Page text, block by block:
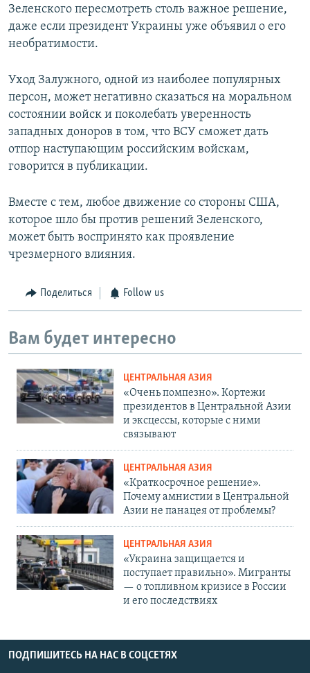
Зеленского пересмотреть столь важное решение,
даже если президент Украины уже объявил о его
необратимости.
Уход Залужного, одной из наиболее популярных
персон, может негативно сказаться на моральном
состоянии войск и поколебать уверенность
западных доноров в том, что ВСУ сможет дать
отпор наступающим российским войскам,
говорится в публикации.
Вместе с тем, любое движение со стороны США,
которое шло бы против решений Зеленского,
может быть воспринято как проявление
чрезмерного влияния.
Поделиться Follow us
Вам будет интересно
ЦЕНТРАЛЬНАЯ АЗИЯ
«Очень помпезно». Кортежи
президентов в Центральной Азии
и эксцессы, которые с ними
связывают
ЦЕНТРАЛЬНАЯ АЗИЯ
«Краткосрочное решение».
Почему амнистии в Центральной
Азии не панацея от проблемы?
ЦЕНТРАЛЬНАЯ АЗИЯ
«Украина защищается и
поступает правильно». Мигранты
— о топливном кризисе в России
и его последствиях
ПОДПИШИТЕСЬ НА НАС В СОЦСЕТЯХ